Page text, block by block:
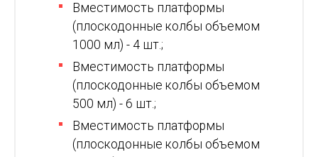
Вместимость платфоpмы
(плоскодонные колбы объемом
1000 мл) - 4 шт.;
Вместимость платфоpмы
(плоскодонные колбы объемом
500 мл) - 6 шт.;
Вместимость платфоpмы
(плоскодонные колбы объемом